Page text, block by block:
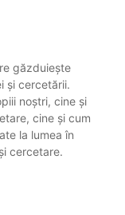
găzduiește
și cercetării.
noștri, cine și
cine și cum
la lumea în
cercetare.